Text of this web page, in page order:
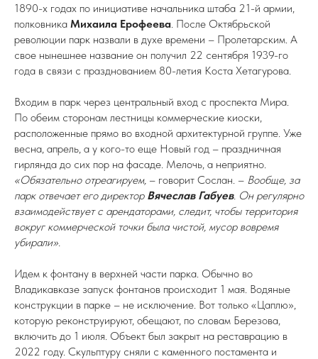
1890-х годах по инициативе начальника штаба 21-й армии,
полковника Михаила Ерофеева. После Октябрьской
революции парк назвали в духе времени – Пролетарским. А
свое нынешнее название он получил 22 сентября 1939-го
года в связи с празднованием 80-летия Коста Хетагурова.
Входим в парк через центральный вход с проспекта Мира.
По обеим сторонам лестницы коммерческие киоски,
расположенные прямо во входной архитектурной группе. Уже
весна, апрель, а у кого-то еще Новый год – праздничная
гирлянда до сих пор на фасаде. Мелочь, а неприятно.
«Обязательно отреагируем, – говорит Сослан. – Вообще, за
парк отвечает его директор Вячеслав Габуев. Он регулярно
взаимодействует с арендаторами, следит, чтобы территория
вокруг коммерческой точки была чистой, мусор вовремя
убирали».
Идем к фонтану в верхней части парка. Обычно во
Владикавказе запуск фонтанов происходит 1 мая. Водяные
конструкции в парке – не исключение. Вот только «Цаплю»,
которую реконструируют, обещают, по словам Березова,
включить до 1 июля. Объект был закрыт на реставрацию в
2022 году. Скульптуру сняли с каменного постамента и